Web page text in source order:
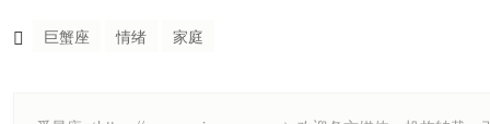
巨蟹座 情绪 家庭